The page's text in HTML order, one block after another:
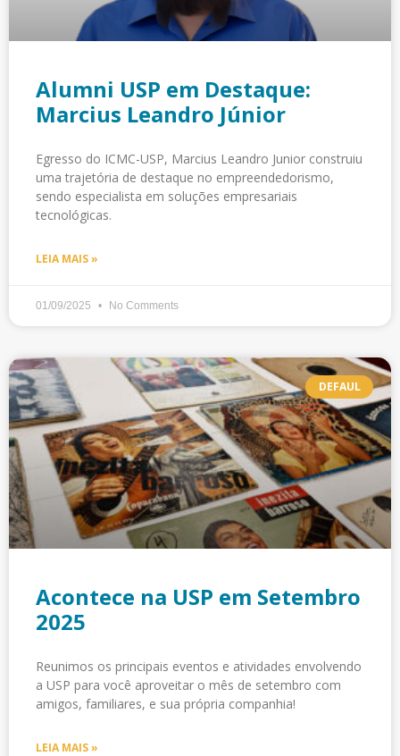
Alumni USP em Destaque:
Marcius Leandro Júnior
Egresso do ICMC-USP, Marcius Leandro Junior construiu
uma trajetória de destaque no empreendedorismo,
sendo especialista em soluções empresariais
tecnológicas.
LEIA MAIS »
01/09/2025 No Comments
DEFAUL
Acontece na USP em Setembro
2025
Reunimos os principais eventos e atividades envolvendo
a USP para você aproveitar o mês de setembro com
amigos, familiares, e sua própria companhia!
LEIA MAIS »